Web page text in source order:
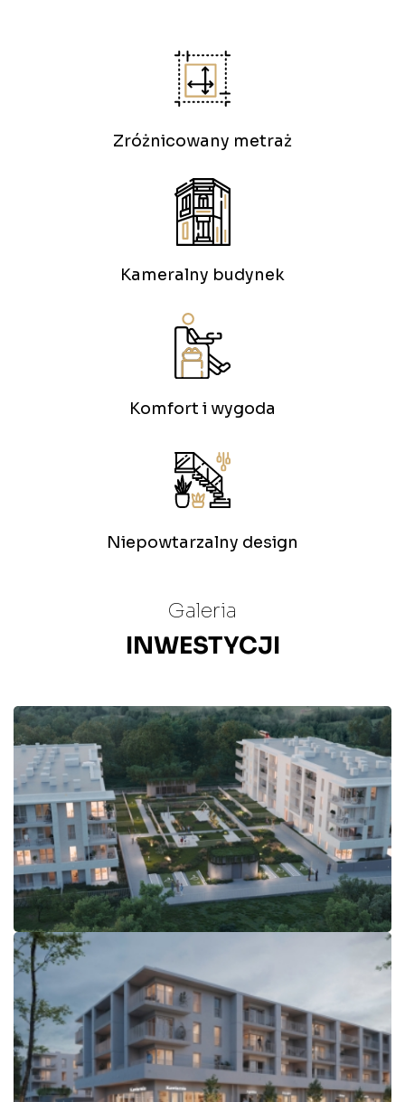
Zróżnicowany metraż
Kameralny budynek
Komfort i wygoda
Niepowtarzalny design
Galeria
INWESTYCJI